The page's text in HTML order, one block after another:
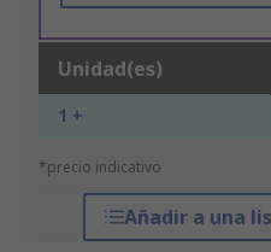
Unidad(es)
1 +
*precio indicativo
Añadir a una